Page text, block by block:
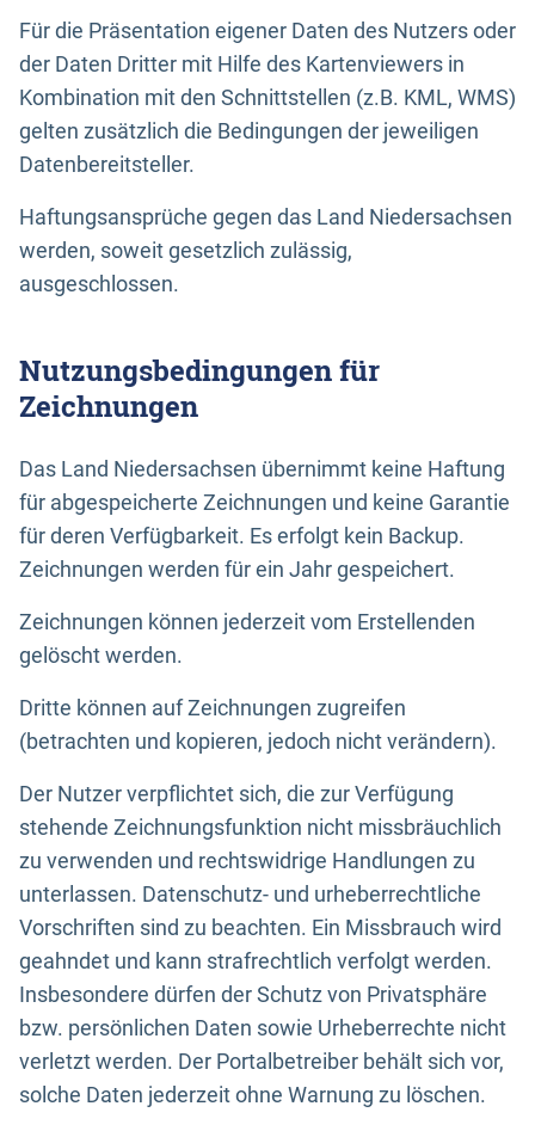
Für die Präsentation eigener Daten des Nutzers oder
der Daten Dritter mit Hilfe des Kartenviewers in
Kombination mit den Schnittstellen (z.B. KML, WMS)
gelten zusätzlich die Bedingungen der jeweiligen
Datenbereitsteller.
Haftungsansprüche gegen das Land Niedersachsen
werden, soweit gesetzlich zulässig,
ausgeschlossen.
Nutzungsbedingungen für
Zeichnungen
Das Land Niedersachsen übernimmt keine Haftung
für abgespeicherte Zeichnungen und keine Garantie
für deren Verfügbarkeit. Es erfolgt kein Backup.
Zeichnungen werden für ein Jahr gespeichert.
Zeichnungen können jederzeit vom Erstellenden
gelöscht werden.
Dritte können auf Zeichnungen zugreifen
(betrachten und kopieren, jedoch nicht verändern).
Der Nutzer verpflichtet sich, die zur Verfügung
stehende Zeichnungsfunktion nicht missbräuchlich
zu verwenden und rechtswidrige Handlungen zu
unterlassen. Datenschutz- und urheberrechtliche
Vorschriften sind zu beachten. Ein Missbrauch wird
geahndet und kann strafrechtlich verfolgt werden.
Insbesondere dürfen der Schutz von Privatsphäre
bzw. persönlichen Daten sowie Urheberrechte nicht
verletzt werden. Der Portalbetreiber behält sich vor,
solche Daten jederzeit ohne Warnung zu löschen.